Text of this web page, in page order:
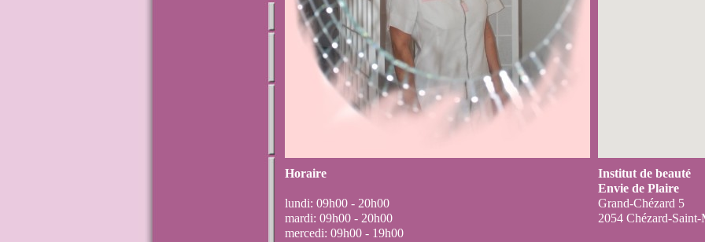
Horaire
lundi: 09h00 - 20h00
mardi: 09h00 - 20h00
mercedi: 09h00 - 19h00
Institut de beauté
Envie de Plaire
Grand-Chézard 5
2054 Chézard-Saint-